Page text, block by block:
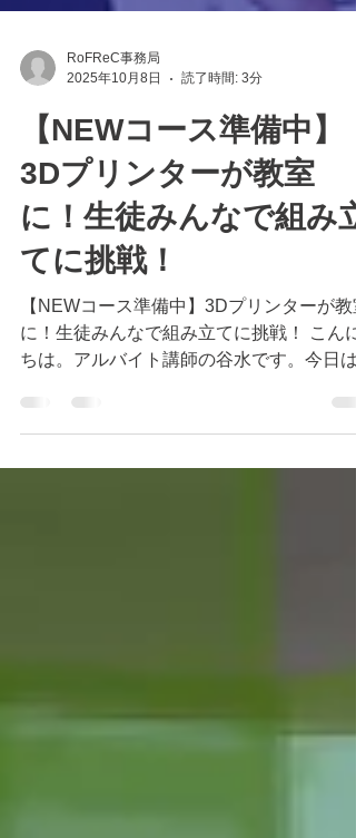
RoFReC事務局
2025年10月8日
読了時間: 3分
【NEWコース準備中】
3Dプリンターが教室
に！生徒みんなで組み立
てに挑戦！
に！生徒みんなで組み立てに挑戦！ こんに
ちは。アルバイト講師の谷水です。今日は
NEWコース準備のためにRoFReC（ロフレ